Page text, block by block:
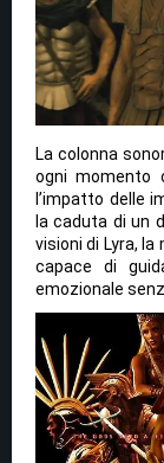
La colonna
ogni momento
l’impatto delle
la caduta di un
visioni di Lyra,
capace di
emozionale